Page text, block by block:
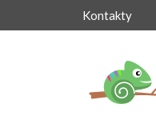
Kontakty